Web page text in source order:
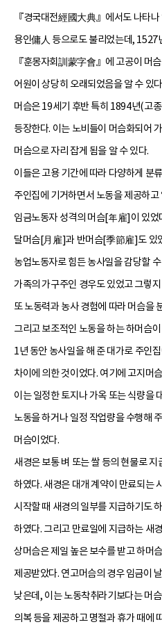
『경국대전經國大典』에서도 나타
용인傭人 등으로도 불리었는데, 1527
『훈몽자회訓蒙字會』에 고공이 머
어원이 상당히 오래되었음을 알 수 있
머슴은 19세기 후반 특히 1894년(고
등장한다. 이는 노비들이 머슴화되어
머슴으로 자리 잡게 됨을 알 수 있다.
이들은 고용 기간에 따라 다양하게 분
주인집에 기거하면서 노동을 제공하
임금노동자 성격의 머슴[年雇]이 있었
달머슴[月雇]과 반머슴[季節雇]도 있
농업노동자로 힘든 농사일을 감당할
가족의 가구주인 경우도 있었고 그렇
또 노동력과 농사 경험에 따라 머슴을
그리고 보조적인 노동을 하는 하머슴
1년 동안 농사일을 해 준 대가로 주인
차이에 의한 것이었다. 여기에 고지머
이는 일정한 토지나 가옥 또는 식량을
노동을 하거나 일정 작업량을 수행해
머슴이었다.
새경은 보통 벼 또는 쌀 등의 현물로
하였다. 새경은 대개 계약이 만료되는
시작할 때 새경의 일부를 지급하기도
하였다. 그리고 만료일에 지급하는 새
상머슴은 제일 높은 보수를 받고 하머
제공받았다. 연고머슴의 경우 임금이
낮은데, 이는 노동착취라기보다는 머
의복 등을 제공하고 명절과 휴가 때에